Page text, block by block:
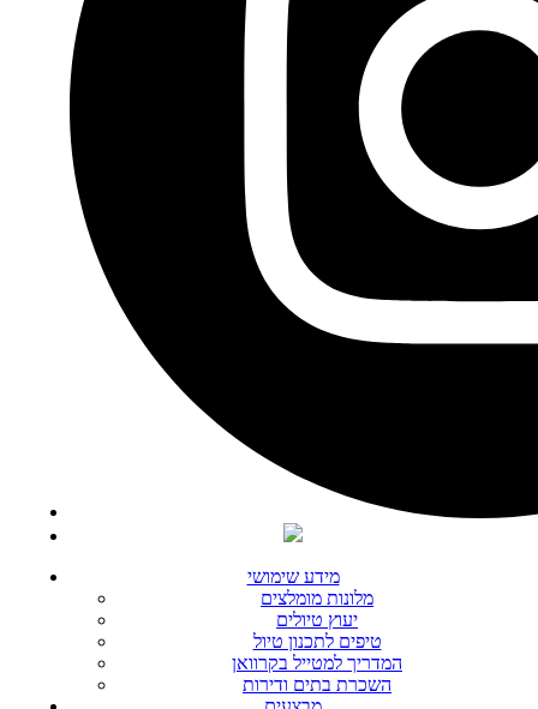
מידע שימושי
מלונות מומלצים
יעוץ טיולים
טיפים לתכנון טיול
המדריך למטייל בקרוואן
השכרת בתים ודירות